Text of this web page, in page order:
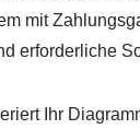
mit
erforderliche
Ihr